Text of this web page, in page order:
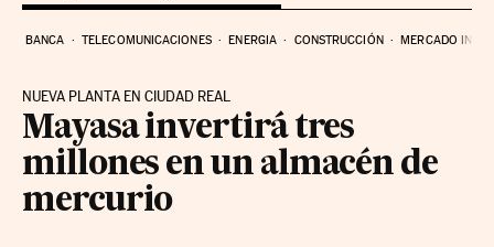
BANCA TELECOMUNICACIONES ENERGIA CONSTRUCCIÓN MERCADO
NUEVA PLANTA EN CIUDAD REAL
Mayasa invertirá tres
millones en un almacén de
mercurio